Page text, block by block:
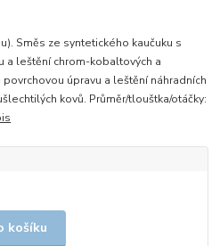
Směs ze syntetického kaučuku s
a leštění chrom-kobaltových a
úpravu a leštění náhradních
kovů. Průměr/tlouštka/otáčky:
košíku